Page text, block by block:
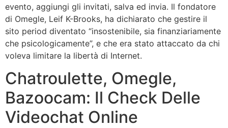
evento, aggiungi gli invitati, salva ed invia. Il fondatore
di Omegle, Leif K-Brooks, ha dichiarato che gestire il
sito period diventato “insostenibile, sia finanziariamente
che psicologicamente”, e che era stato attaccato da chi
voleva limitare la libertà di Internet.
Chatroulette, Omegle,
Bazoocam: Il Check Delle
Videochat Online